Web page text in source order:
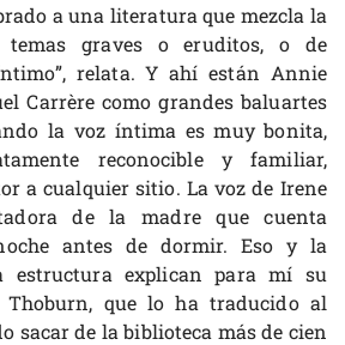
a una literatura que mezcla la
temas graves o eruditos, o de
relata. Y ahí están Annie
Carrère como grandes baluartes
la voz íntima es muy bonita,
reconocible y familiar,
a cualquier sitio. La voz de Irene
de la madre que cuenta
antes de dormir. Eso y la
estructura explican para mí su
Thoburn, que lo ha traducido al
sacar de la biblioteca más de cien